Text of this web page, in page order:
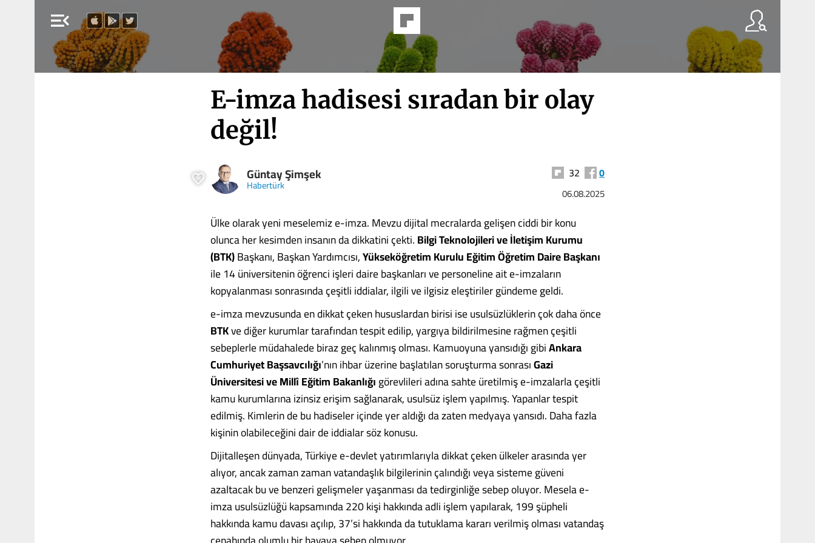
menu_open
E-imza hadisesi sıradan bir olay
değil!
Güntay Şimşek
Habertürk
32 0
06.08.2025
Ülke olarak yeni meselemiz e-imza. Mevzu dijital mecralarda gelişen ciddi bir konu
olunca her kesimden insanın da dikkatini çekti.Bilgi Teknolojileri ve İletişim Kurumu
(BTK)Başkanı, Başkan Yardımcısı,Yükseköğretim Kurulu Eğitim Öğretim Daire Başkanı
ile 14 üniversitenin öğrenci işleri daire başkanları ve personeline ait e-imzaların
kopyalanması sonrasında çeşitli iddialar, ilgili ve ilgisiz eleştiriler gündeme geldi.
e-imza mevzusunda en dikkat çeken hususlardan birisi ise usulsüzlüklerin çok daha önce
BTKve diğer kurumlar tarafından tespit edilip, yargıya bildirilmesine rağmen çeşitli
sebeplerle müdahalede biraz geç kalınmış olması. Kamuoyuna yansıdığı gibiAnkara
Cumhuriyet Başsavcılığı’nın ihbar üzerine başlatılan soruşturma sonrasıGazi
Üniversitesi ve Millî Eğitim Bakanlığıgörevlileri adına sahte üretilmiş e-imzalarla çeşitli
kamu kurumlarına izinsiz erişim sağlanarak, usulsüz işlem yapılmış. Yapanlar tespit
edilmiş. Kimlerin de bu hadiseler içinde yer aldığı da zaten medyaya yansıdı. Daha fazla
kişinin olabileceğini dair de iddialar söz konusu.
Dijitalleşen dünyada, Türkiye e-devlet yatırımlarıyla dikkat çeken ülkeler arasında yer
alıyor, ancak zaman zaman vatandaşlık bilgilerinin çalındığı veya sisteme güveni
azaltacak bu ve benzeri gelişmeler yaşanması da tedirginliğe sebep oluyor. Mesela e-
imza usulsüzlüğü kapsamında 220 kişi hakkında adli işlem yapılarak, 199 şüpheli
hakkında kamu davası açılıp, 37’si hakkında da tutuklama kararı verilmiş olması vatandaş